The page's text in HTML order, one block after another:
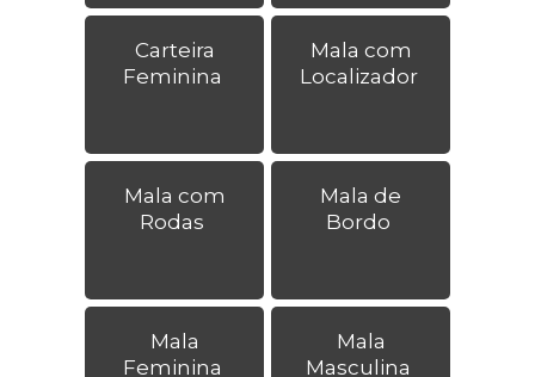
Carteira
Feminina
Mala com
Localizador
Mala com
Rodas
Mala de
Bordo
Mala
Feminina
Mala
Masculina